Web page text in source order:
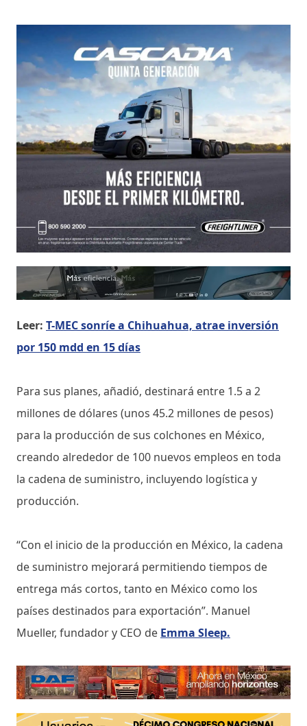
Leer: T-MEC sonríe a Chihuahua, atrae inversión
por 150 mdd en 15 días
Para sus planes, añadió, destinará entre 1.5 a 2
millones de dólares (unos 45.2 millones de pesos)
para la producción de sus colchones en México,
creando alrededor de 100 nuevos empleos en toda
la cadena de suministro, incluyendo logística y
producción.
“Con el inicio de la producción en México, la cadena
de suministro mejorará permitiendo tiempos de
entrega más cortos, tanto en México como los
países destinados para exportación”. Manuel
Mueller, fundador y CEO de Emma Sleep.